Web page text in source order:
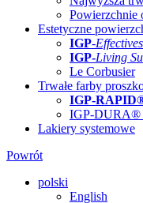
Powierzchnie
Estetyczne
IGP-
IGP-Living
Le Corbusier
Trwałe farby
IGP-
IGP-DURA®
Lakiery systemowe
Powrót
polski
English